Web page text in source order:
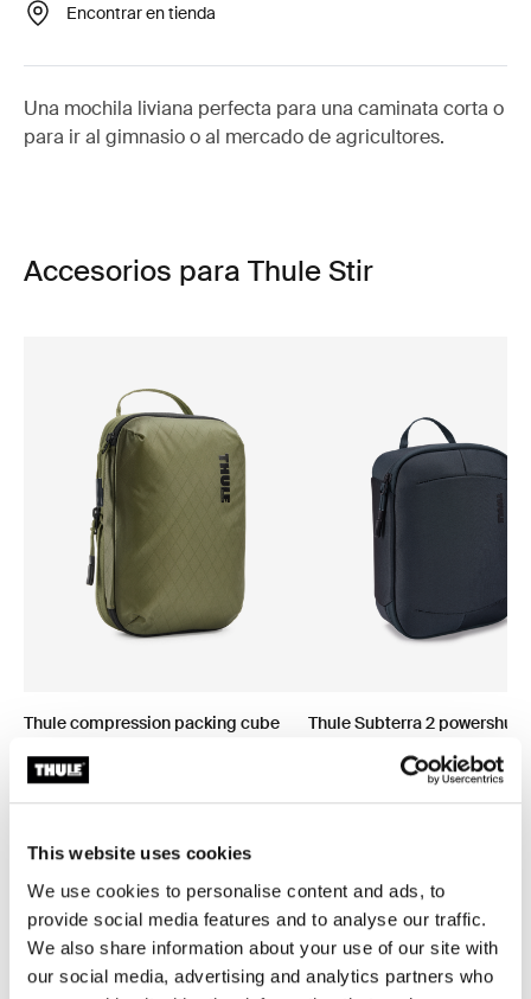
This website uses cookies
We use cookies to personalise content and ads, to
provide social media features and to analyse our traffic.
We also share information about your use of our site with
our social media, advertising and analytics partners who
Encontrar en tienda
Una mochila liviana perfecta para una caminata corta o
para ir al gimnasio o al mercado de agricultores.
Accesorios para Thule Stir
Thule compression packing cube
pequeño verde suave
Thule Subterra 2
electrónicos Dark Gray
Toggle features
Todas las características